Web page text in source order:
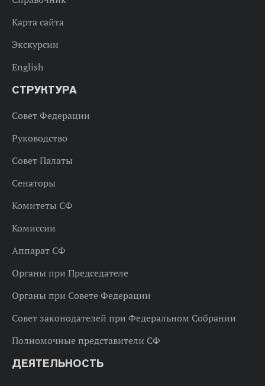
Карта сайта
Экскурсии
English
СТРУКТУРА
Совет Федерации
Руководство
Совет Палаты
Сенаторы
Комитеты СФ
Комиссии
Аппарат СФ
Органы при Председателе
Органы при Совете Федерации
Совет законодателей при Федеральном Собрании
Полномочные представители СФ
ДЕЯТЕЛЬНОСТЬ